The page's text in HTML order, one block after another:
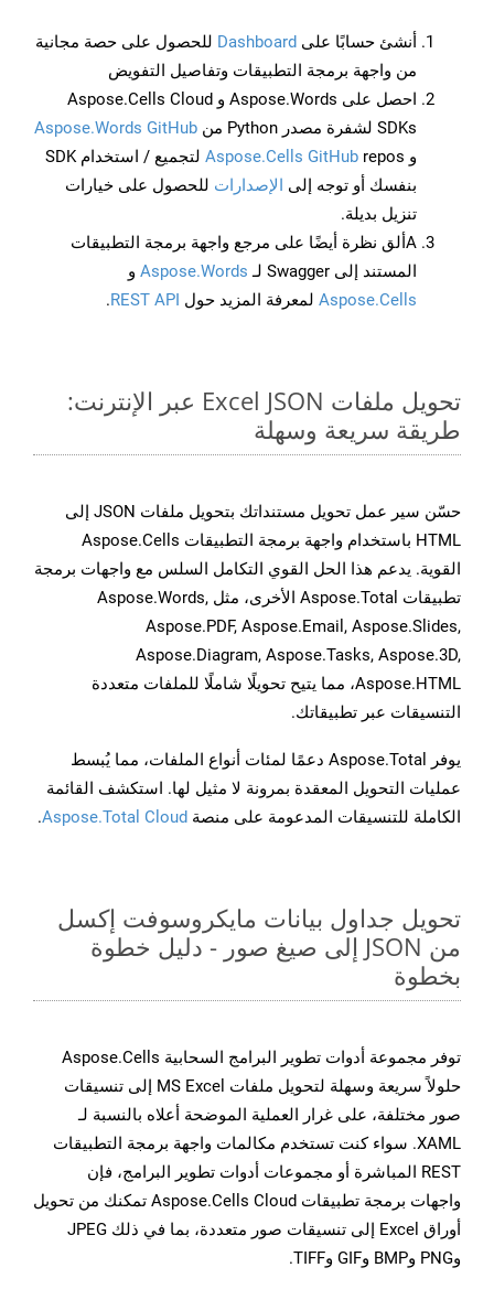
أنشئ حسابًا على Dashboard للحصول على حصة مجانية
من واجهة برمجة التطبيقات وتفاصيل التفويض
احصل على Aspose.Words و Aspose.Cells Cloud
SDKs لشفرة مصدر Python من
Aspose.Words GitHub
و
Aspose.Cells GitHub
repos لتجميع / استخدام SDK
بنفسك أو توجه إلى الإصدارات للحصول على خيارات
تنزيل بديلة.
Aألق نظرة أيضًا على مرجع واجهة برمجة التطبيقات
المستند إلى Swagger لـ
Aspose.Words و
Aspose.Cells لمعرفة المزيد حول REST API
.
تحويل ملفات Excel JSON عبر الإنترنت:
طريقة سريعة وسهلة
حسّن سير عمل تحويل مستنداتك بتحويل ملفات JSON إلى
HTML باستخدام واجهة برمجة التطبيقات Aspose.Cells
القوية. يدعم هذا الحل القوي التكامل السلس مع واجهات برمجة
تطبيقات Aspose.Total الأخرى، مثل Aspose.Words,
Aspose.PDF, Aspose.Email, Aspose.Slides,
Aspose.Diagram, Aspose.Tasks, Aspose.3D,
Aspose.HTML، مما يتيح تحويلًا شاملًا للملفات متعددة
التنسيقات عبر تطبيقاتك.
يوفر Aspose.Total دعمًا لمئات أنواع الملفات، مما يُبسط
عمليات التحويل المعقدة بمرونة لا مثيل لها. استكشف القائمة
الكاملة للتنسيقات المدعومة على منصة Aspose.Total Cloud
.
تحويل جداول بيانات مايكروسوفت إكسل
من JSON إلى صيغ صور - دليل خطوة
بخطوة
توفر مجموعة أدوات تطوير البرامج السحابية Aspose.Cells
حلولاً سريعة وسهلة لتحويل ملفات MS Excel إلى تنسيقات
صور مختلفة، على غرار العملية الموضحة أعلاه بالنسبة لـ
XAML. سواء كنت تستخدم مكالمات واجهة برمجة التطبيقات
REST المباشرة أو مجموعات أدوات تطوير البرامج، فإن
واجهات برمجة تطبيقات Aspose.Cells Cloud تمكنك من تحويل
أوراق Excel إلى تنسيقات صور متعددة، بما في ذلك JPEG
وPNG وBMP وGIF وTIFF.